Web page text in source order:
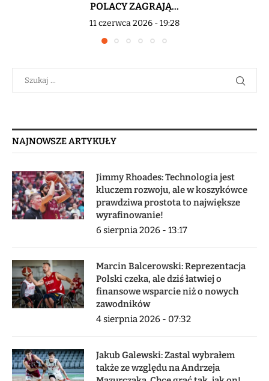
POLACY ZAGRAJĄ...
11 czerwca 2026 - 19:28
NAJNOWSZE ARTYKUŁY
Jimmy Rhoades: Technologia jest
kluczem rozwoju, ale w koszykówce
prawdziwa prostota to największe
wyrafinowanie!
6 sierpnia 2026 - 13:17
Marcin Balcerowski: Reprezentacja
Polski czeka, ale dziś łatwiej o
finansowe wsparcie niż o nowych
zawodników
4 sierpnia 2026 - 07:32
Jakub Galewski: Zastal wybrałem
także ze względu na Andrzeja